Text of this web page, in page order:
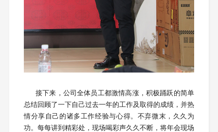
接下来，公司全体员工都激情高涨，积极踊跃的简单
总结回顾了一下自己过去一年的工作及取得的成绩，并热
情分享自己的诸多工作经验与心得。不弃微末，久久为
功。每每讲到精彩处，现场喝彩声久久不断，将年会现场